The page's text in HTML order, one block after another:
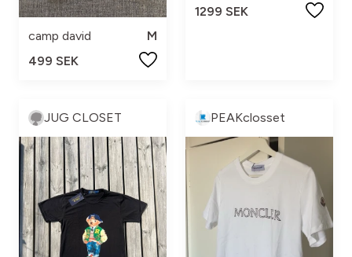
camp david
M
499 SEK
1299 SEK
JUG CLOSET PEAKclosset